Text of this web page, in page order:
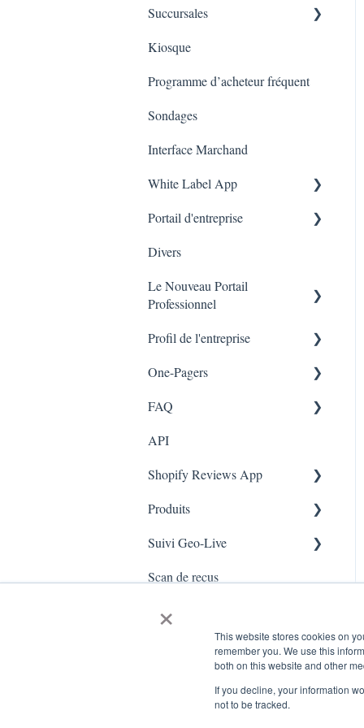
×
This website stores cookies on
remember you. We use this
both on this website and other
If you decline, your information
not to be tracked.
Cartes cadeaux sur
Tableau de bords
Marketing
Succursales
Employés
Kiosque
Programme d’acheteur fréquent
Sondages
Interface Marchand
White Label App
Code QR -Integration
Portail d'entreprise
Liste des transactions
Branches
Divers
Le Nouveau Portail
Professionnel
Marketing
Profil de l'entreprise
Branches
One-Pagers
Marketing
Enquêtes
App Colors
Règles
E-Commerce
Enrôlement
Sécurité et confidentialité
FAQ
FAQ- Lightspeed R Series
Shopify POS
FAQ- Shopify ECOM
Judge.me
QFP - Lightspeed X Series
FAQ - MindBody POS
API
Shopify Reviews App
Paramètres généraux
Reviews Widget
Carrousel des avis
Gérer les avis
Produits
Ajouter un produit
Suivi Geo-Live
Live - Geo
Scan de reçus
www.kangaroorewards.com Centre d'assistance